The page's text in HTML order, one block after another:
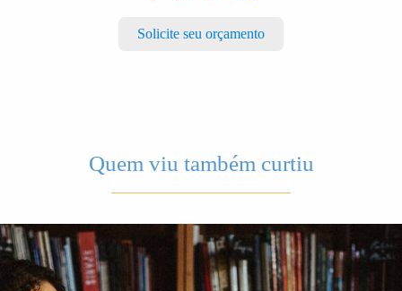
Solicite seu orçamento
Quem viu também curtiu